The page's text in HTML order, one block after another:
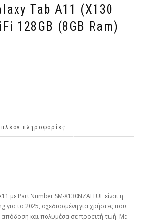
Tab A11 (X130
128GB (8GB Ram)
πληροφορίες
με Part Number SM-X130NZAEEUE είναι η
για το 2025, σχεδιασμένη για χρήστες που
και πολυμέσα σε προσιτή τιμή. Με